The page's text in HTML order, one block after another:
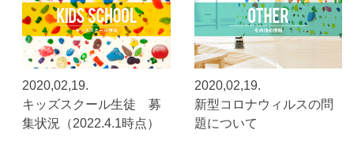
2020,02,19.
キッズスクール生徒 募
集状況（2022.4.1時点）
2020,02,19.
新型コロナウィルスの問
題について